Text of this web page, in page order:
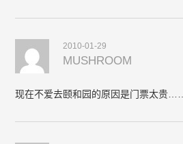
2010-01-29
MUSHROOM
现在不爱去颐和园的原因是门票太贵……